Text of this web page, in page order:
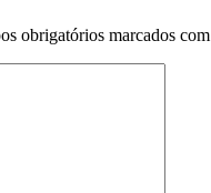
obrigatórios marcados com